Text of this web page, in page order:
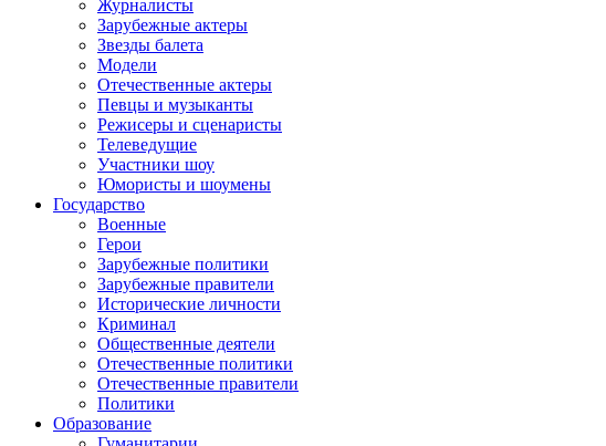
Журналисты
Зарубежные актеры
Звезды балета
Модели
Отечественные актеры
Певцы и музыканты
Режисеры и сценаристы
Телеведущие
Участники шоу
Юмористы и шоумены
Государство
Военные
Герои
Зарубежные политики
Зарубежные правители
Исторические личности
Криминал
Общественные деятели
Отечественные политики
Отечественные правители
Политики
Образование